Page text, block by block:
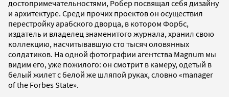
достопримечательностями, Робер посвящал себя дизайну
и архитектуре. Среди прочих проектов он осуществил
перестройку арабского дворца, в котором Форбс,
издатель и владелец знаменитого журнала, хранил свою
коллекцию, насчитывавшую сто тысяч оловянных
солдатиков. На одной фотографии агентства Magnum мы
видим его, уже пожилого: он смотрит в камеру, одетый в
белый жилет с белой же шляпой руках, словно «manager
of the Forbes State».